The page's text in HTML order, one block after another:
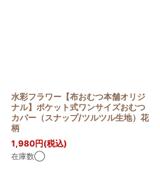
水彩フラワー【布おむつ本舗オリジ
ナル】ポケット式ワンサイズおむつ
カバー（スナップ/ツルツル生地）花
柄
1,980円(税込)
在庫数◯